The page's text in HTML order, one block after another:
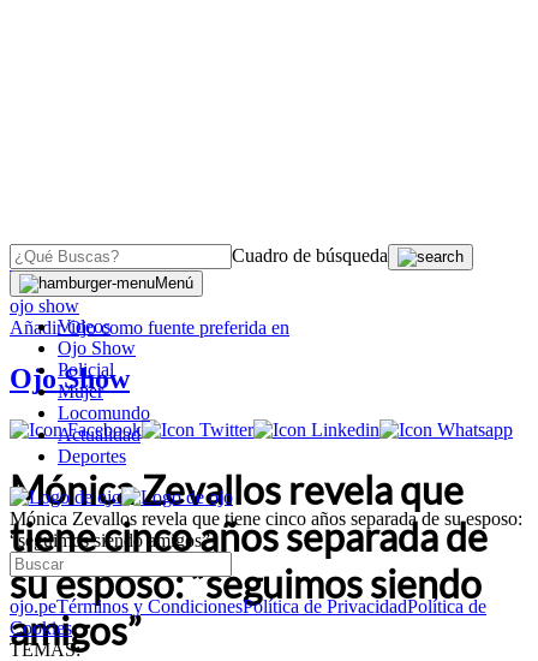
Cuadro de búsqueda
Menú
Videos
Ojo Show
Policial
Mujer
Locomundo
Actualidad
Deportes
Mónica Zevallos revela que tiene cinco años separada de su esposo:
“seguimos siendo amigos”
ojo.peTérminos y CondicionesPolítica de PrivacidadPolítica de
Cookies
TEMAS:
OJO
ojo show
AñadirOjocomo fuente preferida en
Ojo Show
Mónica Zevallos revela que
tiene cinco años separada de
su esposo: “seguimos siendo
amigos”